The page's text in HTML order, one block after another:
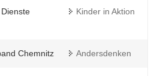
Kinder in Aktion
Chemnitz Andersdenken